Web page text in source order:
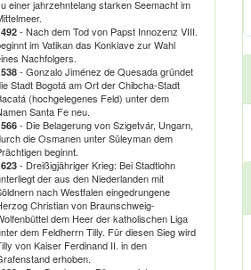
einer jahrzehntelang starken Seemacht im
- Nach dem Tod von Papst Innozenz VIII.
im Vatikan das Konklave zur Wahl
Nachfolgers.
- Gonzalo Jiménez de Quesada gründet
Stadt Bogotá am Ort der Chibcha-Stadt
(hochgelegenes Feld) unter dem
Santa Fe neu.
- Die Belagerung von Szigetvár, Ungarn,
die Osmanen unter Süleyman dem
beginnt.
- Dreißigjähriger Krieg: Bei Stadtlohn
der aus den Niederlanden mit
nach Westfalen eingedrungene
Christian von Braunschweig-
dem Heer der katholischen Liga
dem Feldherrn Tilly. Für diesen Sieg wird
von Kaiser Ferdinand II. in den
erhoben.